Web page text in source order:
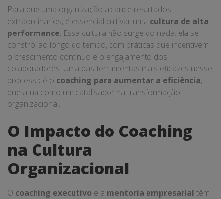
Para que uma organização alcance resultados
extraordinários, é essencial cultivar uma cultura de alta
performance. Essa cultura não surge do nada; ela se
constrói ao longo do tempo, com práticas que incentivem
o crescimento contínuo e o engajamento dos
colaboradores. Uma das ferramentas mais eficazes nesse
processo é o coaching para aumentar a eficiência,
que atua como um catalisador na transformação
organizacional.
O Impacto do Coaching
na Cultura
Organizacional
O coaching executivo e a mentoria empresarial têm